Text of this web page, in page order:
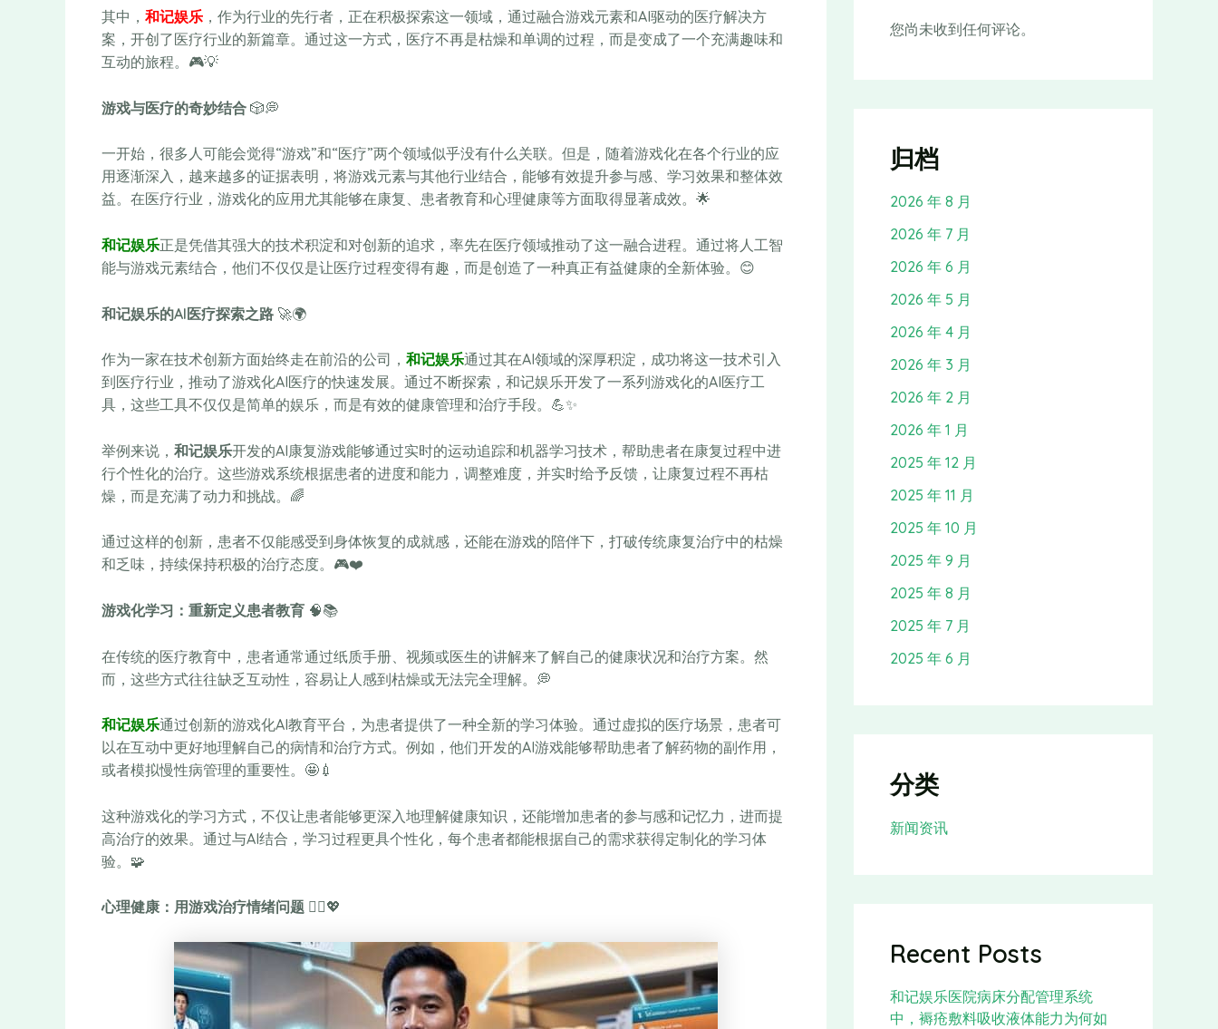
其中， 和记娱乐 ，作为行业的先行者，正在积极探索这一领域，通过融合游戏元素和AI驱动的医疗解决方
案，开创了医疗行业的新篇章。通过这一方式，医疗不再是枯燥和单调的过程，而是变成了一个充满趣味和
互动的旅程。🎮💡
游戏与医疗的奇妙结合 🎲💭
一开始，很多人可能会觉得“游戏”和“医疗”两个领域似乎没有什么关联。但是，随着游戏化在各个行业的应
用逐渐深入，越来越多的证据表明，将游戏元素与其他行业结合，能够有效提升参与感、学习效果和整体效
益。在医疗行业，游戏化的应用尤其能够在康复、患者教育和心理健康等方面取得显著成效。🌟
和记娱乐正是凭借其强大的技术积淀和对创新的追求，率先在医疗领域推动了这一融合进程。通过将人工智
能与游戏元素结合，他们不仅仅是让医疗过程变得有趣，而是创造了一种真正有益健康的全新体验。😊
和记娱乐的AI医疗探索之路 🚀🌍
作为一家在技术创新方面始终走在前沿的公司， 和记娱乐通过其在AI领域的深厚积淀，成功将这一技术引入
到医疗行业，推动了游戏化AI医疗的快速发展。通过不断探索，和记娱乐开发了一系列游戏化的AI医疗工
具，这些工具不仅仅是简单的娱乐，而是有效的健康管理和治疗手段。💪✨
举例来说， 和记娱乐开发的AI康复游戏能够通过实时的运动追踪和机器学习技术，帮助患者在康复过程中进
行个性化的治疗。这些游戏系统根据患者的进度和能力，调整难度，并实时给予反馈，让康复过程不再枯
燥，而是充满了动力和挑战。🌈
通过这样的创新，患者不仅能感受到身体恢复的成就感，还能在游戏的陪伴下，打破传统康复治疗中的枯燥
和乏味，持续保持积极的治疗态度。🎮❤️
游戏化学习：重新定义患者教育 🧠📚
在传统的医疗教育中，患者通常通过纸质手册、视频或医生的讲解来了解自己的健康状况和治疗方案。然
而，这些方式往往缺乏互动性，容易让人感到枯燥或无法完全理解。💭
和记娱乐通过创新的游戏化AI教育平台，为患者提供了一种全新的学习体验。通过虚拟的医疗场景，患者可
以在互动中更好地理解自己的病情和治疗方式。例如，他们开发的AI游戏能够帮助患者了解药物的副作用，
或者模拟慢性病管理的重要性。🤩💉
这种游戏化的学习方式，不仅让患者能够更深入地理解健康知识，还能增加患者的参与感和记忆力，进而提
高治疗的效果。通过与AI结合，学习过程更具个性化，每个患者都能根据自己的需求获得定制化的学习体
验。🧩
心理健康：用游戏治疗情绪问题 💆‍♂️💖
您尚未收到任何评论。
归档
2026 年 8 月
2026 年 7 月
2026 年 6 月
2026 年 5 月
2026 年 4 月
2026 年 3 月
2026 年 2 月
2026 年 1 月
2025 年 12 月
2025 年 11 月
2025 年 10 月
2025 年 9 月
2025 年 8 月
2025 年 7 月
2025 年 6 月
分类
新闻资讯
Recent Posts
和记娱乐医院病床分配管理系统
中，褥疮敷料吸收液体能力为何如